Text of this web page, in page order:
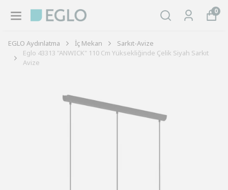
0
EGLO Aydınlatma İç Mekan
Sarkıt-Avize
Eglo 43313 "ANWICK" 110 Cm Yüksekliğinde Çelik Siyah Sarkıt
Avize